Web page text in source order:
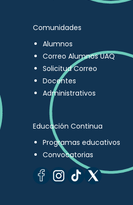
Comunidades
Alumnos
Correo Alumnos UAQ
Solicitud Correo
Docentes
Administrativos
Educación Continua
Programas educativos
Convocatorias